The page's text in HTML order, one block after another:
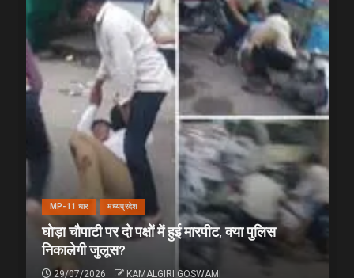
MP-11 धार मध्यप्रदेश
घोड़ा चौपाटी पर दो पक्षों में हुई मारपीट, क्या पुलिस
निकालेगी जुलूस?
29/07/2026 KAMALGIRI GOSWAMI